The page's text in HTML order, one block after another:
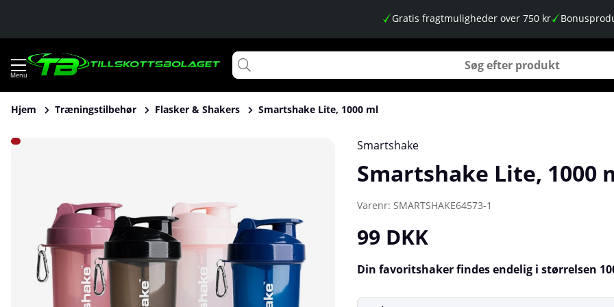
Gratis fragtmuligheder over 750 kr
Hjem Træningstilbehør Flasker & Shakers Smartshake Lite, 1000 ml
Produktbilleder Smartshake Lite, 1000 ml Smartshake
Smartshake Lite, 1000
Varenr: SMARTSHAKE64573-1
99 DKK
Din favoritshaker findes endelig i størrelsen